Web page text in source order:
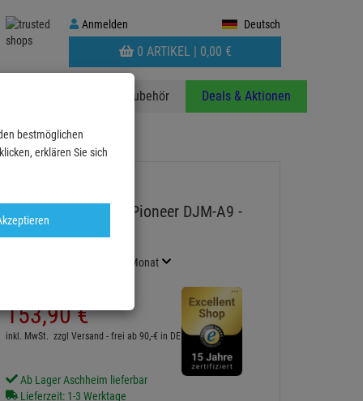
Anmelden
Anmelden Deutsch
WARENKORB
AUFKLAPPEN
0 ARTIKEL | 0,00 €
Zubehör Deals & Aktionen
Showgear Case für Pioneer DJM-A9 -
mit Platz für Kabel
/ Monat
153,90 €
inkl. MwSt. zzgl Versand - frei ab 90,-€ in DE
Ab Lager Aschheim lieferbar
Lieferzeit: 1-3 Werktage
bestmöglichen
erklären Sie sich